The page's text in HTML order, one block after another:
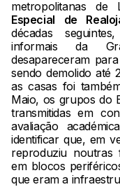
metropolitanas
Especial de
décadas
informais da
desapareceram
sendo demolido até
as casas foi
Maio, os grupos do
transmitidas em
avaliação
identificar que, em
reproduziu noutras
em blocos
que eram a